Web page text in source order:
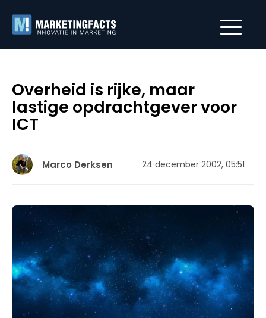
Overheid is rijke, maar
lastige opdrachtgever voor
ICT
Marco Derksen 24 december 2002, 05:51